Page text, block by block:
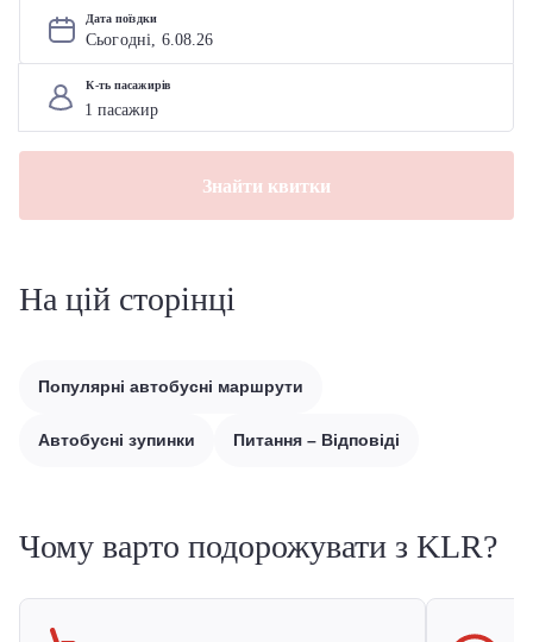
Дата поїздки
Сьогодні, 6.08.26
К-ть пасажирів
Знайти квитки
На цій сторінці
Популярні автобусні маршрути
Автобусні зупинки Питання – Відповіді
Чому варто подорожувати з KLR?